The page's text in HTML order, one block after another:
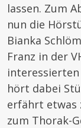
lassen. Zum
nun die
Bianka
Franz in der
hört dabei
erfährt etwas
zum Thorak-